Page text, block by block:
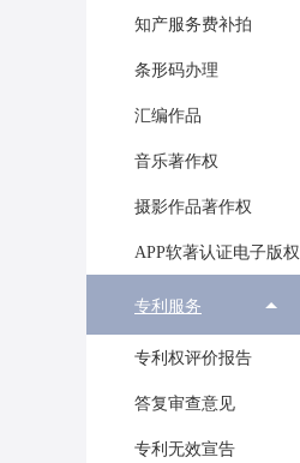
知产服务费补拍
条形码办理
汇编作品
音乐著作权
摄影作品著作权
APP软著认证电子版权
专利服务
专利权评价报告
答复审查意见
专利无效宣告